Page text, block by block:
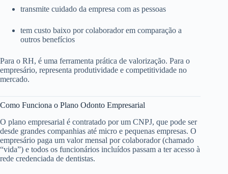
transmite cuidado da empresa com as pessoas
tem custo baixo por colaborador em comparação a
outros benefícios
Para o RH, é uma ferramenta prática de valorização. Para o
empresário, representa produtividade e competitividade no
mercado.
Como Funciona o Plano Odonto Empresarial
O plano empresarial é contratado por um CNPJ, que pode ser
desde grandes companhias até micro e pequenas empresas. O
empresário paga um valor mensal por colaborador (chamado
“vida”) e todos os funcionários incluídos passam a ter acesso à
rede credenciada de dentistas.